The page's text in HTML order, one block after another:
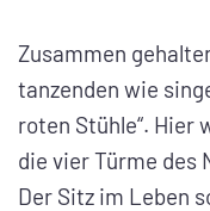
Zusammen
tanzenden wie
roten Stühle“. Hier
die vier Türme des
Der Sitz im Leben